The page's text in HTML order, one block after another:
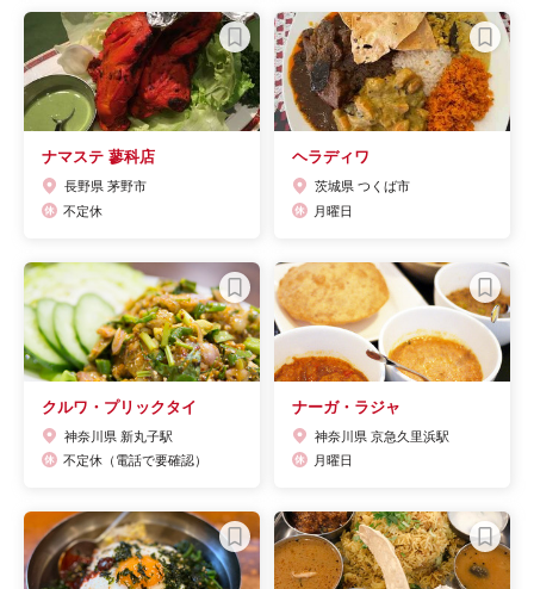
ナマステ 蓼科店
長野県 茅野市
不定休
ヘラディワ
茨城県 つくば市
月曜日
クルワ・プリックタイ
神奈川県 新丸子駅
不定休（電話で要確認）
ナーガ・ラジャ
神奈川県 京急久里浜駅
月曜日